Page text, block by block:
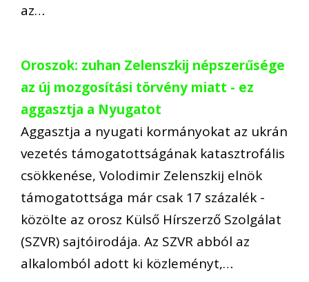
az…
Oroszok: zuhan Zelenszkij népszerűsége
az új mozgosítási törvény miatt - ez
aggasztja a Nyugatot
Aggasztja a nyugati kormányokat az ukrán
vezetés támogatottságának katasztrofális
csökkenése, Volodimir Zelenszkij elnök
támogatottsága már csak 17 százalék -
közölte az orosz Külső Hírszerző Szolgálat
(SZVR) sajtóirodája. Az SZVR abból az
alkalomból adott ki közleményt,…